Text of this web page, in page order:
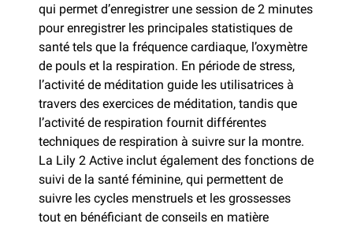
qui permet d’enregistrer une session de 2 minutes
pour enregistrer les principales statistiques de
santé tels que la fréquence cardiaque, l’oxymètre
de pouls et la respiration. En période de stress,
l’activité de méditation guide les utilisatrices à
travers des exercices de méditation, tandis que
l’activité de respiration fournit différentes
techniques de respiration à suivre sur la montre.
La Lily 2 Active inclut également des fonctions de
suivi de la santé féminine, qui permettent de
suivre les cycles menstruels et les grossesses
tout en bénéficiant de conseils en matière